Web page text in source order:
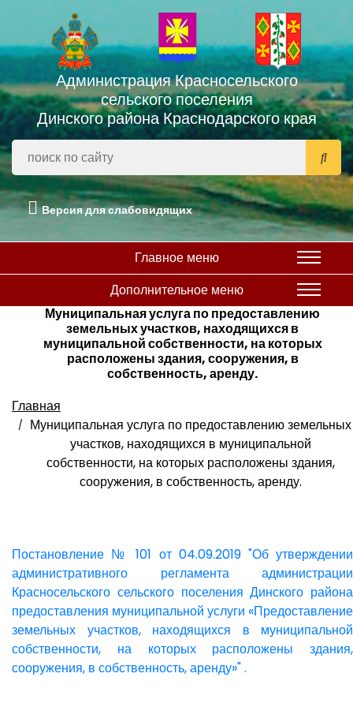
Администрация Красносельского
сельского поселения
Динского района Краснодарского края
Версия для слабовидящих
Главное меню
Дополнительное меню
Муниципальная услуга по предоставлению
земельных участков, находящихся в
муниципальной собственности, на которых
расположены здания, сооружения, в
собственность, аренду.
Главная
Муниципальная услуга по предоставлению земельных
участков, находящихся в муниципальной
собственности, на которых расположены здания,
сооружения, в собственность, аренду.
Постановление № 101 от 04.09.2019 "Об утверждении
административного регламента администрации
Красносельского сельского поселения Динского района
предоставления муниципальной услуги «Предоставление
земельных участков, находящихся в муниципальной
собственности, на которых расположены здания,
сооружения, в собственность, аренду»" .